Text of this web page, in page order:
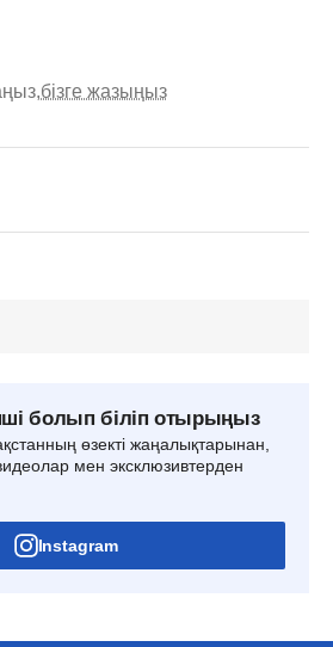
бізге жазыңыз
болып біліп отырыңыз
өзекті жаңалықтарынан,
мен эксклюзивтерден
Instagram